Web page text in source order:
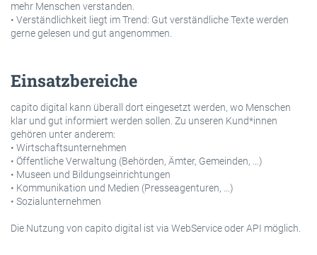
mehr Menschen verstanden.
• Verständlichkeit liegt im Trend: Gut verständliche Texte werden
gerne gelesen und gut angenommen.
Einsatzbereiche
capito digital kann überall dort eingesetzt werden, wo Menschen
klar und gut informiert werden sollen. Zu unseren Kund*innen
gehören unter anderem:
• Wirtschaftsunternehmen
• Öffentliche Verwaltung (Behörden, Ämter, Gemeinden, …)
• Museen und Bildungseinrichtungen
• Kommunikation und Medien (Presseagenturen, …)
• Sozialunternehmen
Die Nutzung von capito digital ist via WebService oder API möglich.